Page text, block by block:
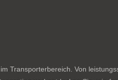
Transporterbereich. Von